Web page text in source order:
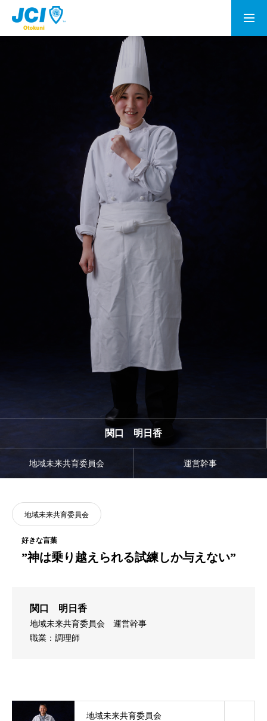
会員募集
関口 明日香
地域未来共育委員会 運営幹事
地域未来共育委員会
”神は乗り越えられる試練しか与えない”
関口 明日香
地域未来共育委員会
運営幹事
職業：調理師
地域未来共育委員会